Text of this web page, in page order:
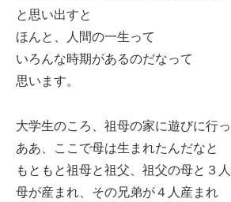
と思い出すと
ほんと、人間の一生って
いろんな時期があるのだなって
思います。
大学生のころ、祖母の家に遊びに行
ああ、ここで母は生まれたんだなと
もともと祖母と祖父、祖父の母と３
母が産まれ、その兄弟が４人産まれ